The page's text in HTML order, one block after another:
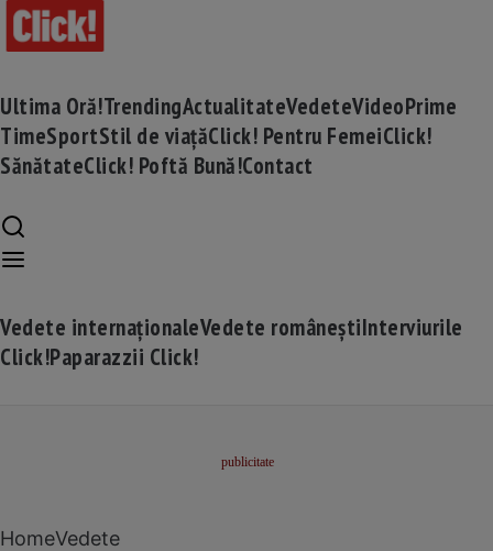
Ultima Oră!TrendingActualitateVedeteVideoPrime
TimeSportStil de viațăClick! Pentru FemeiClick!
SănătateClick! Poftă Bună!Contact
Vedete internaționaleVedete româneștiInterviurile
Click!Paparazzii Click!
HomeVedete